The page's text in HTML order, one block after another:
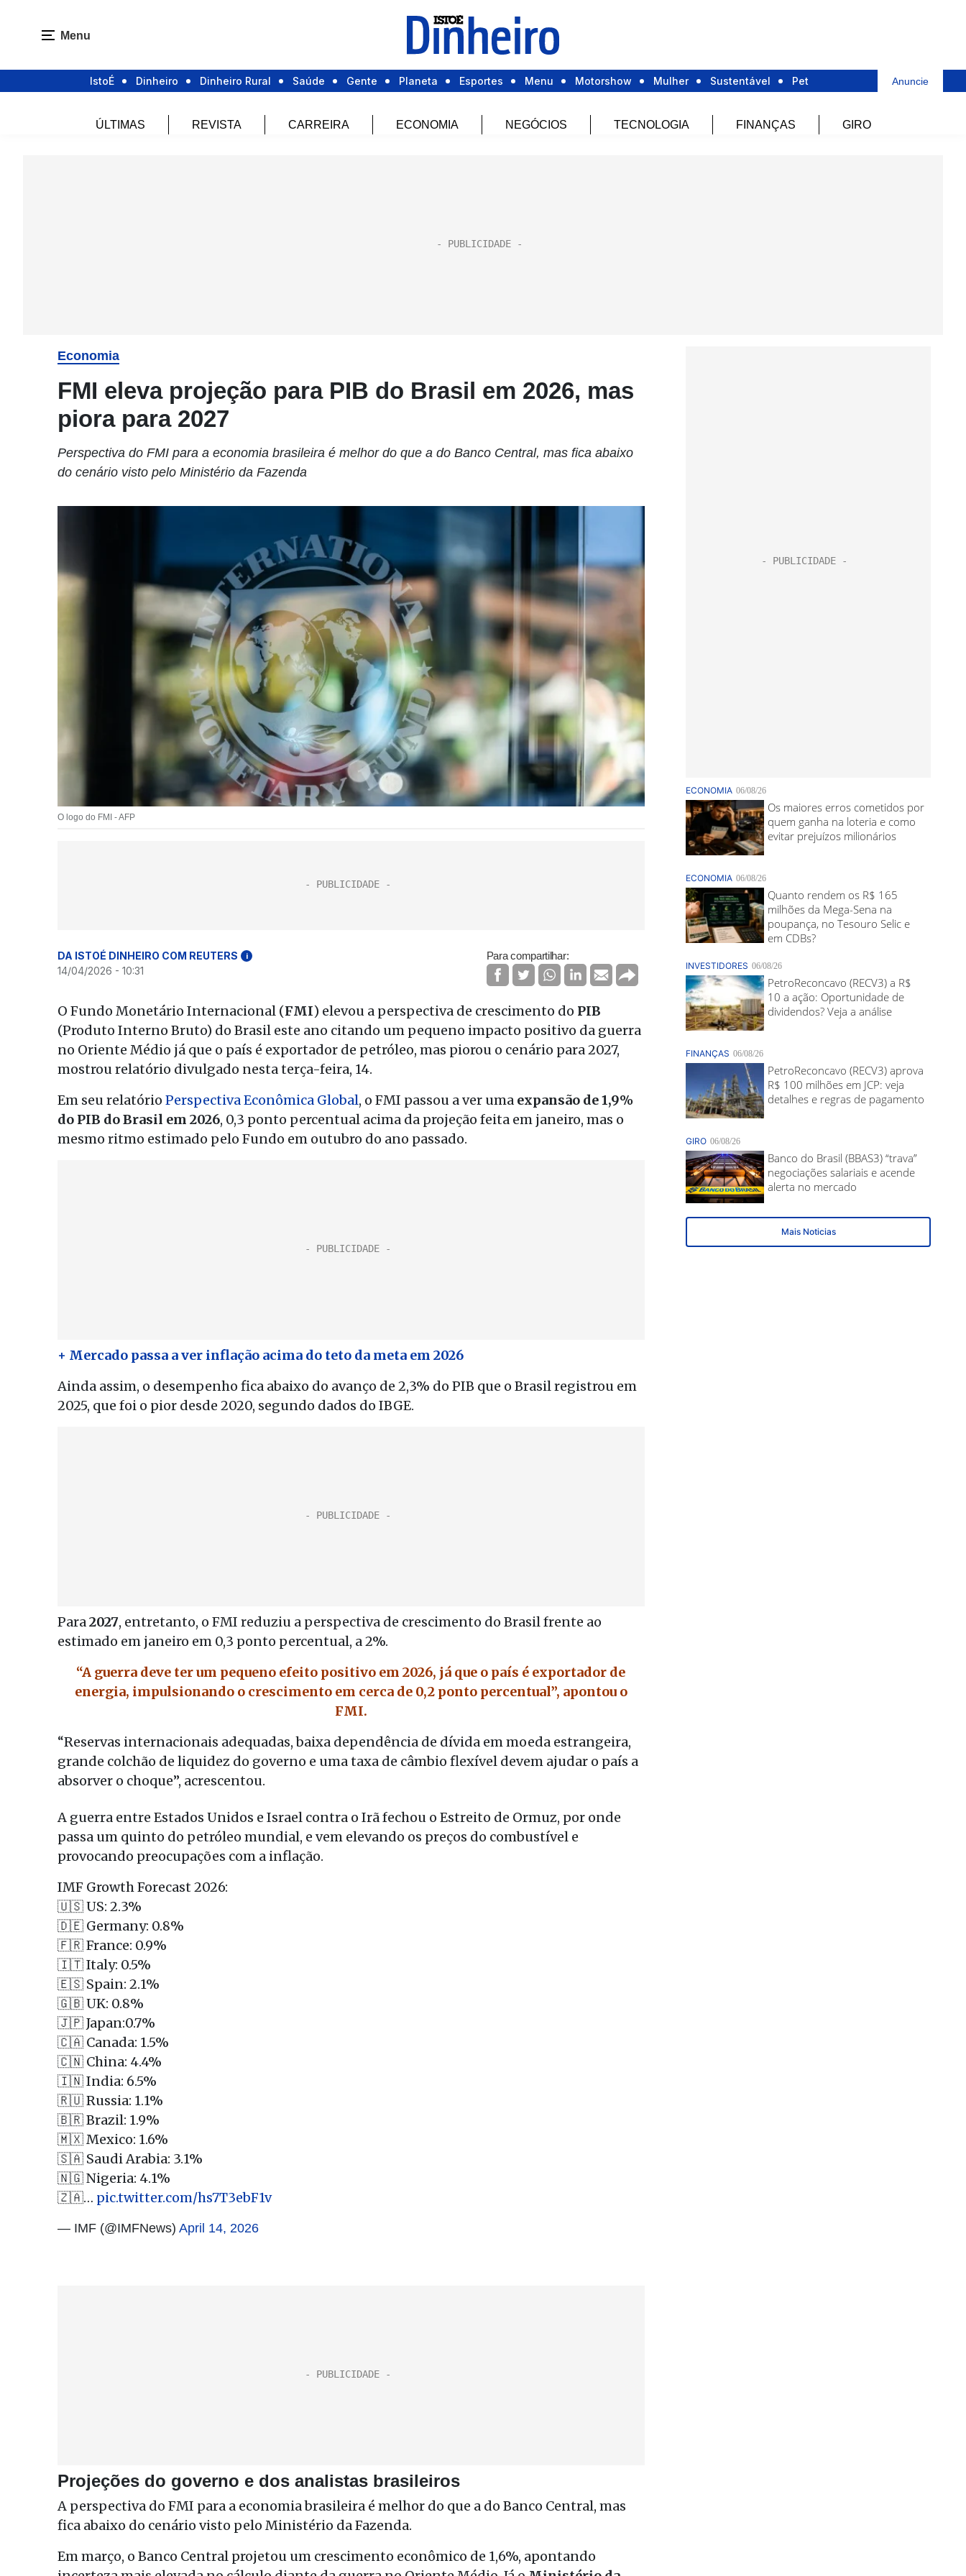
Menu
IstoÉ Dinheiro Dinheiro Rural Saúde Gente Planeta Esportes Menu Motorshow Mulher Sustentável Pet Anuncie
ÚLTIMAS REVISTA CARREIRA ECONOMIA NEGÓCIOS TECNOLOGIA FINANÇAS GIRO
Economia
FMI eleva projeção para PIB do Brasil em 2026, mas
piora para 2027
Perspectiva do FMI para a economia brasileira é melhor do que a do Banco Central, mas fica abaixo
do cenário visto pelo Ministério da Fazenda
O logo do FMI - AFP
DA ISTOÉ DINHEIRO COM REUTERS i
14/04/2026 - 10:31
Para compartilhar:
O Fundo Monetário Internacional (FMI) elevou a perspectiva de crescimento do PIB
(Produto Interno Bruto) do Brasil este ano citando um pequeno impacto positivo da guerra
no Oriente Médio já que o país é exportador de petróleo, mas piorou o cenário para 2027,
mostrou relatório divulgado nesta terça-feira, 14.
Em seu relatório Perspectiva Econômica Global, o FMI passou a ver uma expansão de 1,9%
do PIB do Brasil em 2026, 0,3 ponto percentual acima da projeção feita em janeiro, mas o
mesmo ritmo estimado pelo Fundo em outubro do ano passado.
+ Mercado passa a ver inflação acima do teto da meta em 2026
Ainda assim, o desempenho fica abaixo do avanço de 2,3% do PIB que o Brasil registrou em
2025, que foi o pior desde 2020, segundo dados do IBGE.
Para2027, entretanto, o FMI reduziu a perspectiva de crescimento do Brasil frente ao
estimado em janeiro em 0,3 ponto percentual, a 2%.
“A guerra deve ter um pequeno efeito positivo em 2026, já que o país é exportador de
energia, impulsionando o crescimento em cerca de 0,2 ponto percentual”, apontou o
FMI.
“Reservas internacionais adequadas, baixa dependência de dívida em moeda estrangeira,
grande colchão de liquidez do governo e uma taxa de câmbio flexível devem ajudar o país a
absorver o choque”, acrescentou.
A guerra entre Estados Unidos e Israel contra o Irã fechou o Estreito de Ormuz, por onde
passa um quinto do petróleo mundial, e vem elevando os preços do combustível e
provocando preocupações com a inflação.
IMF Growth Forecast 2026:
🇺🇸 US: 2.3%
🇩🇪 Germany: 0.8%
🇫🇷 France: 0.9%
🇮🇹 Italy: 0.5%
🇪🇸 Spain: 2.1%
🇬🇧 UK: 0.8%
🇯🇵 Japan:0.7%
🇨🇦 Canada: 1.5%
🇨🇳 China: 4.4%
🇮🇳 India: 6.5%
🇷🇺 Russia: 1.1%
🇧🇷 Brazil: 1.9%
🇲🇽 Mexico: 1.6%
🇸🇦 Saudi Arabia: 3.1%
🇳🇬 Nigeria: 4.1%
🇿🇦… pic.twitter.com/hs7T3ebF1v
— IMF (@IMFNews) April 14, 2026
Projeções do governo e dos analistas brasileiros
A perspectiva do FMI para a economia brasileira é melhor do que a do Banco Central, mas
fica abaixo do cenário visto pelo Ministério da Fazenda.
Em março, o Banco Central projetou um crescimento econômico de 1,6%, apontando